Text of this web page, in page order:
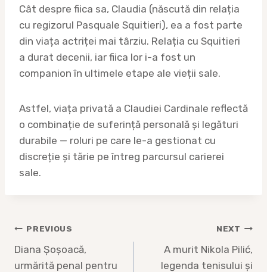
Cât despre fiica sa, Claudia (născută din relația
cu regizorul Pasquale Squitieri), ea a fost parte
din viața actriței mai târziu. Relația cu Squitieri
a durat decenii, iar fiica lor i-a fost un
companion în ultimele etape ale vieții sale.
Astfel, viața privată a Claudiei Cardinale reflectă
o combinație de suferință personală și legături
durabile — roluri pe care le-a gestionat cu
discreție și tărie pe întreg parcursul carierei
sale.
Post
navigation
PREVIOUS
Diana Șoșoacă,
urmărită penal pentru
NEXT
A murit Nikola Pilić,
legenda tenisului și